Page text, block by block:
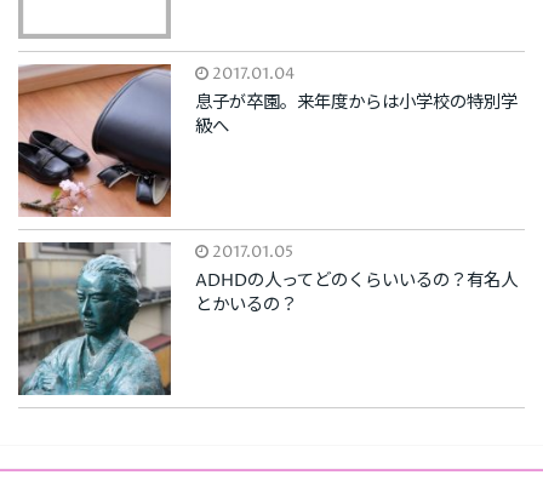
2017.01.04
息子が卒園。来年度からは小学校の特別学
級へ
2017.01.05
ADHDの人ってどのくらいいるの？有名人
とかいるの？